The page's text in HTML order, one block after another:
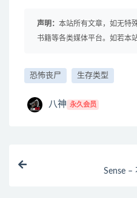
声明： 本站所有文章，如无特
书籍等各类媒体平台。如若本
恐怖丧尸 生存类型
八神 永久会员
Sense –